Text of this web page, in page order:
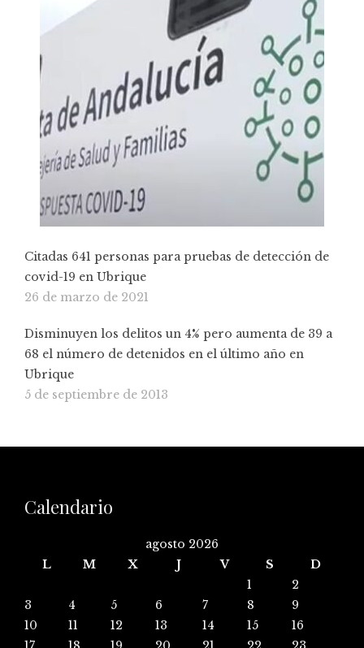
Citadas 641 personas para pruebas de detección de
covid-19 en Ubrique
26 de marzo de 2021
Disminuyen los delitos un 4% pero aumenta de 39 a
68 el número de detenidos en el último año en
Ubrique
5 de septiembre de 2013
Calendario
agosto 2026
L
M X J V S
D
1
2
3
4 5 6 7 8
9
10
11 12 13 14 15
16